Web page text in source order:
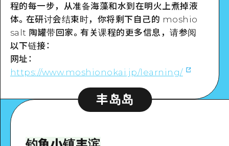
程的每一步，从准备海藻和水到在明火上煮掉液
体。在研讨会结束时，你将剩下自己的 moshio
salt 陶罐带回家。有关课程的更多信息，请参阅
以下链接：
网址：
https://www.moshionokai.jp/learning/
丰岛岛